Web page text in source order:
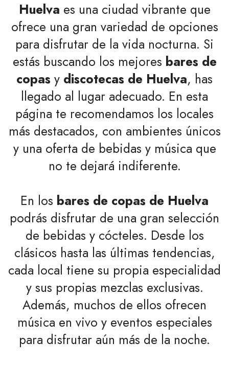
Huelva es una ciudad vibrante que
ofrece una gran variedad de opciones
para disfrutar de la vida nocturna. Si
estás buscando los mejores bares de
copas y discotecas de Huelva, has
llegado al lugar adecuado. En esta
página te recomendamos los locales
más destacados, con ambientes únicos
y una oferta de bebidas y música que
no te dejará indiferente.
En los bares de copas de Huelva
podrás disfrutar de una gran selección
de bebidas y cócteles. Desde los
clásicos hasta las últimas tendencias,
cada local tiene su propia especialidad
y sus propias mezclas exclusivas.
Además, muchos de ellos ofrecen
música en vivo y eventos especiales
para disfrutar aún más de la noche.